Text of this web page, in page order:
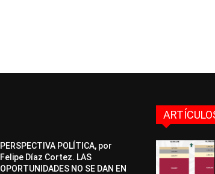
PERSPECTIVA POLÍTICA, por
Felipe Díaz Cortez. LAS
OPORTUNIDADES NO SE DAN EN